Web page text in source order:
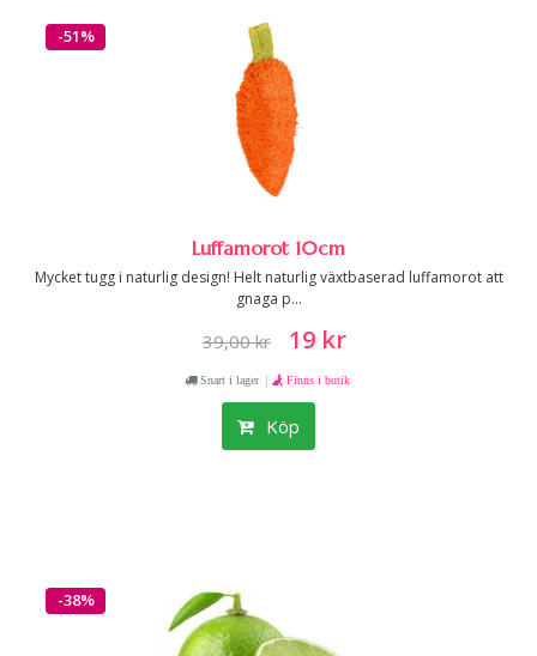
-51%
Luffamorot 10cm
Mycket tugg i naturlig design! Helt naturlig växtbaserad luffamorot att
gnaga p...
39,00 kr 19 kr
Snart i lager | Finns i butik
Köp
-38%